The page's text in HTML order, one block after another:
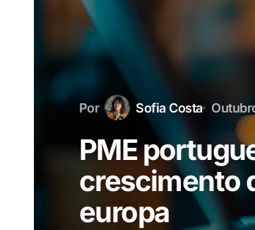
Por Sofia Costa
PME
crescimento
europa